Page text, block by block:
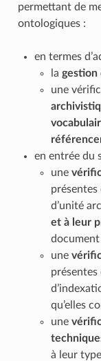
permettant de
ontologiques :
en termes
la gestion
une
en entrée du
une
présentes
d’unité
et à leur
document
une
qu’elles
une
à leur